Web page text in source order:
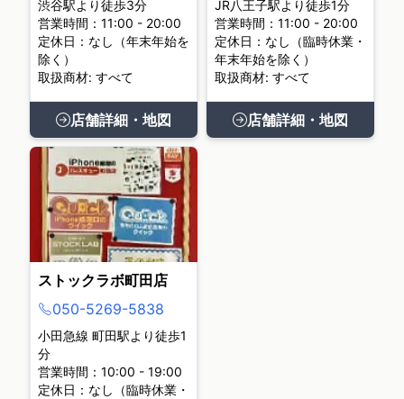
渋谷駅より徒歩3分
営業時間：11:00 - 20:00
定休日：なし（年末年始を
除く）
取扱商材: すべて
店舗詳細・地図
JR八王子駅より徒歩1分
営業時間：11:00 - 20:00
定休日：なし（臨時休業・
年末年始を除く）
取扱商材: すべて
店舗詳細・地図
ストックラボ町田店
050-5269-5838
小田急線 町田駅より徒歩1
分
営業時間：10:00 - 19:00
定休日：なし（臨時休業・